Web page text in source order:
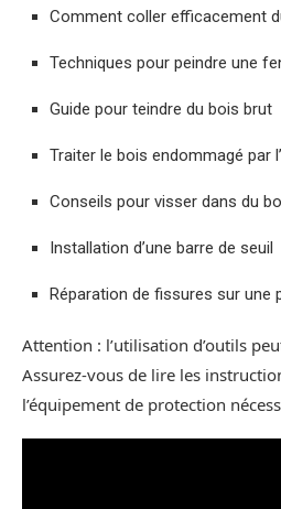
Comment coller efficacement
Techniques pour peindre une
Guide pour teindre du bois brut
Traiter le bois endommagé par
Conseils pour visser dans du
Installation d’une barre de seuil
Réparation de fissures sur une
Attention : l’utilisation d’outils
Assurez-vous de lire les
l’équipement de protection